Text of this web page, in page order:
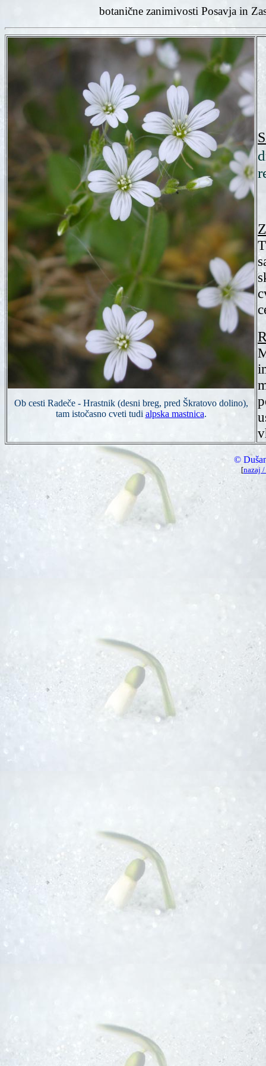
botanične zanimivosti Posavja in
Ob cesti Radeče - Hrastnik (desni breg, pred Škratovo dolino),
tam istočasno cveti tudi alpska mastnica.
©
[nazaj